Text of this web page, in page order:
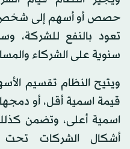
حصص أو أسهم إلى شخص
تعود بالنفع للشركة،
سنوية على الشركاء
ويتيح النظام تقسيم
قيمة اسمية أقل، أو
اسمية أعلى، وتضمن
أشكال الشركات تحت